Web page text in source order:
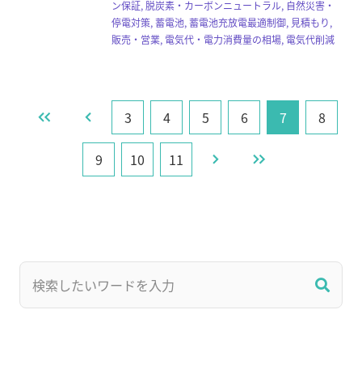
ン保証, 脱炭素・カーボンニュートラル, 自然災害・
停電対策, 蓄電池, 蓄電池充放電最適制御, 見積もり,
販売・営業, 電気代・電力消費量の相場, 電気代削減
3 4 5 6 7 8
9 10 11